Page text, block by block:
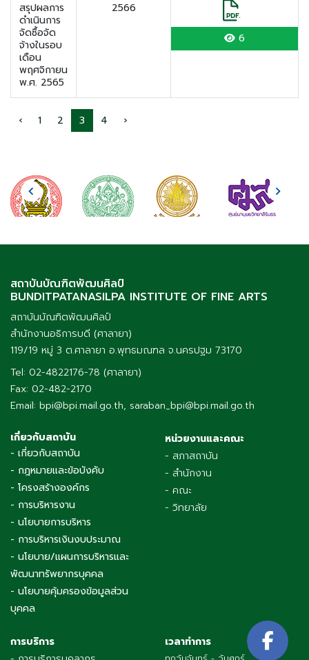
สรุปผลการ
ดำเนินการ
จัดซื้อจัด
จ้างในรอบ
เดือน
พฤศจิกายน
พ.ศ. 2565
2566
6
‹ 1 2 3 4 ›
สถาบันบัณฑิตพัฒนศิลป์
BUNDITPATANASILPA INSTITUTE OF FINE ARTS
สถาบันบัณฑิตพัฒนศิลป์
สำนักงานอธิการบดี (ศาลายา)
119/19 หมู่ 3 ต.ศาลายา อ.พุทธมณฑล จ.นครปฐม 73170
Tel: 02-4822176-78 (ศาลายา)
Fax: 02-482-2170
Email: bpi@bpi.mail.go.th, saraban_bpi@bpi.mail.go.th
เกี่ยวกับสถาบัน
- เกี่ยวกับสถาบัน
- กฎหมายและข้อบังคับ
- โครงสร้างองค์กร
- การบริหารงาน
- นโยบายการบริหาร
- การบริหารเงินงบประมาณ
- นโยบาย/แผนการบริหารและ
พัฒนาทรัพยากรบุคคล
- นโยบายคุ้มครองข้อมูลส่วน
บุคคล
หน่วยงานและคณะ
- สภาสถาบัน
- สำนักงาน
- คณะ
- วิทยาลัย
การบริการ
เวลาทำการ